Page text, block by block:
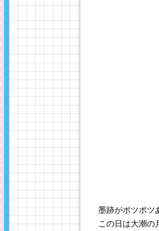
墨跡がポツポツ
この日は大潮の